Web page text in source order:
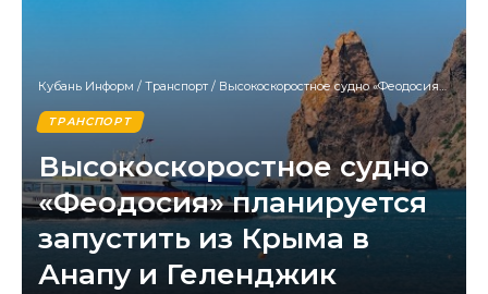
Кубань Информ / Транспорт / Высокоскоростное судно «Феодосия» планируется запустить из Крыма в Анапу и Геленджик
ТРАНСПОРТ
Высокоскоростное судно
«Феодосия» планируется
запустить из Крыма в
Анапу и Геленджик